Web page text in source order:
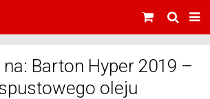
Barton Hyper 2019 –
oleju